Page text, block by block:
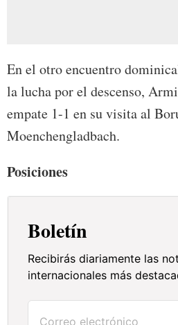
En el otro encuentro
la lucha por el descenso,
empate 1-1 en su visita al
Moenchengladbach.
Posiciones
Boletín
Recibirás diariamente las
internacionales más